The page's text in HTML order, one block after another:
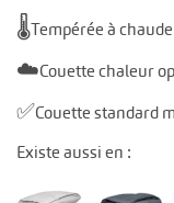
🌡️Tempérée à
☁️Couette chaleur
✅Couette standard
Existe aussi en :